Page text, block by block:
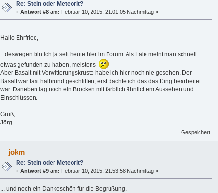
Re: Stein oder Meteorit?
«Antwort #8 am: Februar 10, 2015, 21:01:05 Nachmittag »
Hallo Ehrfried,
...deswegen bin ich ja seit heute hier im Forum. Als Laie meint man schnell
etwas gefunden zu haben, meistens
Aber Basalt mit Verwitterungskruste habe ich hier noch nie gesehen. Der
Basalt war fast halbrund geschliffen, erst dachte ich das das Ding bearbeitet
war. Daneben lag noch ein Brocken mit farblich ähnlichem Aussehen und
Einschlüssen.
Gruß,
Jörg
Gespeichert
jokm
Re: Stein oder Meteorit?
«Antwort #9 am: Februar 10, 2015, 21:53:58 Nachmittag »
... und noch ein Dankeschön für die Begrüßung.